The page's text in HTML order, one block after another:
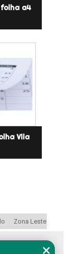
a4
Vila
Zona Leste